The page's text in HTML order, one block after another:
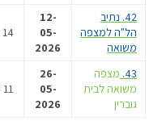
42. נתיב
הל"ה למצפה
משואה
12-
05-
2026
14 ק"מ
43
. מצפה
משואה לבית
גוברין
26-
05-
2026
11 ק"מ